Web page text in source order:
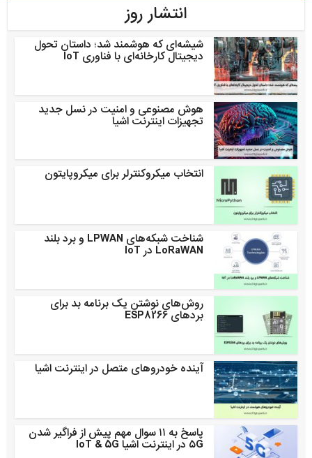
انتشار روز
شیشه‌ای که هوشمند شد؛ داستان تحول
دیجیتال کارخانه‌ای با فناوری IoT
هوش مصنوعی و امنیت در نسل جدید
تجهیزات اینترنت اشیا
انتخاب میکروکنترلر برای میکروپایتون
شناخت شبکه‌های LPWAN و برد بلند
LoRaWAN در IoT
روش‌های نوشتن یک برنامه بد برای
بردهای ESP8266
آینده خودروهای متصل در اینترنت اشیا
پاسخ به ۱۱ سوال مهم پیش از فراگیر شدن
۵G در اینترنت اشیا IoT & 5G